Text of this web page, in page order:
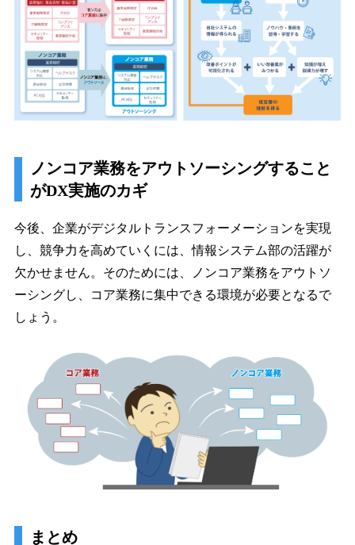
ノンコア業務をアウトソーシングすること
がDX実施のカギ
今後、企業がデジタルトランスフォーメーションを実現
し、競争力を高めていくには、情報システム部の活躍が
欠かせません。そのためには、ノンコア業務をアウトソ
ーシングし、コア業務に集中できる環境が必要となるで
しょう。
まとめ